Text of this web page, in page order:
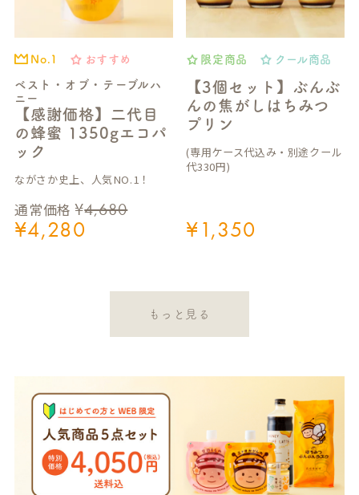
ベスト・オブ・テーブルハ
ニー
【感謝価格】二代目
の蜂蜜 1350gエコパ
ック
No.1 おすすめ
通常価格 ¥4,680
¥4,280
ながさか史上、人気NO.1！
【3個セット】ぶんぶ
んの焦がしはちみつ
プリン
限定商品 クール商品
¥1,350
(専用ケース代込み・別途クール
代330円)
もっと見る